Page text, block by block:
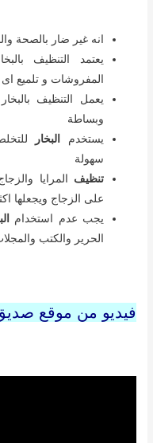
انه غير ضار بالصحة
يعتمد التنظيف
المفروشات و تلميع
يعمل التنظيف
وبساطة
يستخدم
البخار
سهولة
تنظيف المرايا
على الزجاج ويجعلها
يجب عدم استخدام
الحرير والكتب
فيديو من موقع